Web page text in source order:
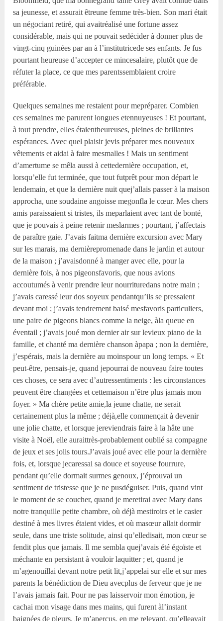
sa jeunesse, et assurait êtreune femme très-bien. Son mari était
un négociant retiré, qui avaitréalisé une fortune assez
considérable, mais qui ne pouvait sedécider à donner plus de
vingt-cinq guinées par an à l’institutricede ses enfants. Je fus
pourtant heureuse d’accepter ce mincesalaire, plutôt que de
réfuter la place, ce que mes parentssemblaient croire
préférable.
Quelques semaines me restaient pour mepréparer. Combien
ces semaines me parurent longues etennuyeuses ! Et pourtant,
à tout prendre, elles étaientheureuses, pleines de brillantes
espérances. Avec quel plaisir jevis préparer mes nouveaux
vêtements et aidai à faire mesmalles ! Mais un sentiment
d’amertume se mêla aussi à cettedernière occupation, et,
lorsqu’elle fut terminée, que tout futprêt pour mon départ le
lendemain, et que la dernière nuit quej’allais passer à la maison
approcha, une soudaine angoisse megonfla le cœur. Mes chers
amis paraissaient si tristes, ils meparlaient avec tant de bonté,
que je pouvais à peine retenir meslarmes ; pourtant, j’affectais
de paraître gaie. J’avais faitma dernière excursion avec Mary
sur les marais, ma dernièrepromenade dans le jardin et autour
de la maison ; j’avaisdonné à manger avec elle, pour la
dernière fois, à nos pigeonsfavoris, que nous avions
accoutumés à venir prendre leur nourrituredans notre main ;
j’avais caressé leur dos soyeux pendantqu’ils se pressaient
devant moi ; j’avais tendrement baisé mesfavoris particuliers,
une paire de pigeons blancs comme la neige, àla queue en
éventail ; j’avais joué mon dernier air sur levieux piano de la
famille, et chanté ma dernière chanson àpapa ; non la dernière,
j’espérais, mais la dernière au moinspour un long temps. « Et
peut-être, pensais-je, quand jepourrai de nouveau faire toutes
ces choses, ce sera avec d’autressentiments : les circonstances
peuvent être changées et cettemaison n’être plus jamais mon
foyer. » Ma chère petite amie,la jeune chatte, ne serait
certainement plus la même ; déjà,elle commençait à devenir
une jolie chatte, et lorsque jereviendrais faire à la hâte une
visite à Noël, elle auraittrès-probablement oublié sa compagne
de jeux et ses jolis tours.J’avais joué avec elle pour la dernière
fois, et, lorsque jecaressai sa douce et soyeuse fourrure,
pendant qu’elle dormait surmes genoux, j’éprouvai un
sentiment de tristesse que je ne pusdéguiser. Puis, quand vint
le moment de se coucher, quand je meretirai avec Mary dans
notre tranquille petite chambre, où déjà mestiroirs et le casier
destiné à mes livres étaient vides, et où masœur allait dormir
seule, dans une triste solitude, ainsi qu’elledisait, mon cœur se
fendit plus que jamais. Il me sembla quej’avais été égoïste et
méchante en persistant à vouloir laquitter ; et, quand je
m’agenouillai devant notre petit lit,j’appelai sur elle et sur mes
parents la bénédiction de Dieu avecplus de ferveur que je ne
l’avais jamais fait. Pour ne pas laisservoir mon émotion, je
cachai mon visage dans mes mains, qui furent àl’instant
baignées de pleurs. Je m’aperçus, en me relevant, qu’elleavait